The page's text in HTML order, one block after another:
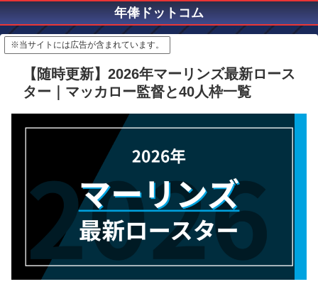
年俸ドットコム
※当サイトには広告が含まれています。
【随時更新】2026年マーリンズ最新ロース
ター｜マッカロー監督と40人枠一覧